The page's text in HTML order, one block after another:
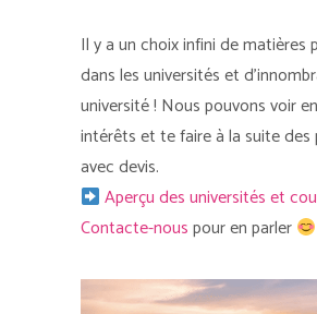
Il y a un choix infini de matières
dans les universités et
université ! Nous pouvons voir
intérêts et te faire à la suite des
avec devis.
Aperçu des universités et
Contacte-nouspour en parler